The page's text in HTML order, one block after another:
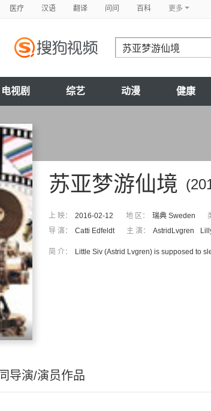
医疗 汉语 翻译 问问 百科 更多
电视剧 综艺 动漫 健康
苏亚梦游仙境
上 映： 2016-02-12 地 区： 瑞典 Sweden
导 演：
Catti Edfeldt 主 演： AstridLvgren
简 介： Little Siv (Astrid Lvgren) is supposed to
同导演/演员作品